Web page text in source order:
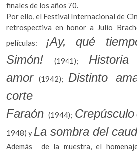
finales de los años 70.
Por ello, el Festival Internacional de
retrospectiva en honor a Julio
películas:
¡Ay, qué
Simón! (1941);
amor(1942); Distinto
Faraón(1944); Crepúsculo
1948) y La sombra del
Además de la muestra, el